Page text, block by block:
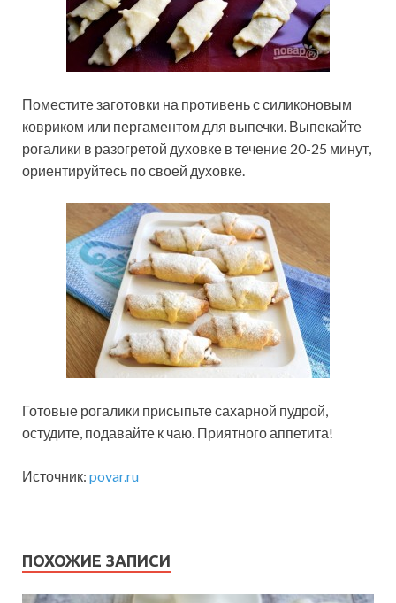
Поместите заготовки на противень с силиконовым
ковриком или пергаментом для выпечки. Выпекайте
рогалики в разогретой духовке в течение 20-25 минут,
ориентируйтесь по своей духовке.
Готовые рогалики присыпьте сахарной пудрой,
остудите, подавайте к чаю. Приятного аппетита!
Источник: povar.ru
ПОХОЖИЕ ЗАПИСИ